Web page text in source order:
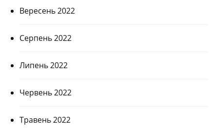
Вересень 2022
Серпень 2022
Липень 2022
Червень 2022
Травень 2022